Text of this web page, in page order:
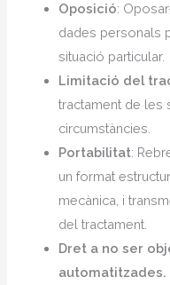
Oposició:
dades personals
situació particular.
Limitació del
tractament de les
circumstàncies.
Portabilitat:
un format
mecànica, i
del tractament.
Dret a no ser
automatitzades.